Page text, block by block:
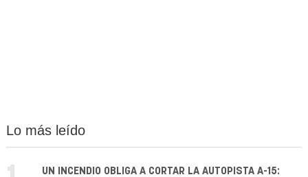
Lo más leído
UN INCENDIO OBLIGA A CORTAR LA AUTOPISTA A-15: